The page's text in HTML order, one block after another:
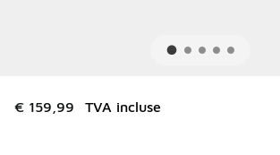
€ 159,99 TVA incluse